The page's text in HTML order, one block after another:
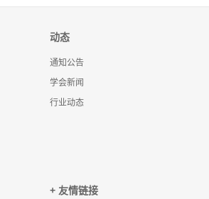
动态
通知公告
学会新闻
行业动态
+ 友情链接